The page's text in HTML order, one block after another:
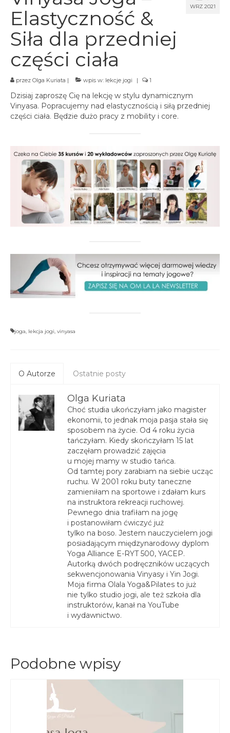
Blog
artykuły i video
Zaloguj
platforma kursowa
WRZ 2021
Elastyczność &
Siła dla przedniej
części ciała
przez Olga Kuriata | wpis w: lekcje jogi | 1
Dzisiaj zaproszę Cię na lekcję w stylu dynamicznym
Vinyasa. Popracujemy nad elastycznością i siłą przedniej
części ciała. Będzie dużo pracy z mobility i core.
joga, lekcja jogi, vinyasa
O Autorze Ostatnie posty
Olga Kuriata
Choć studia ukończyłam jako magister
ekonomii, to jednak moja pasja stała się
sposobem na życie. Od 4 roku życia
tańczyłam. Kiedy skończyłam 15 lat
zaczęłam prowadzić zajęcia
u mojej mamy w studio tańca.
Od tamtej pory zarabiam na siebie ucząc
ruchu. W 2001 roku buty taneczne
zamieniłam na sportowe i zdałam kurs
na instruktora rekreacji ruchowej.
Pewnego dnia trafiłam na jogę
i postanowiłam ćwiczyć już
tylko na boso. Jestem nauczycielem jogi
posiadającym międzynarodowy dyplom
Yoga Alliance E-RYT 500, YACEP.
Autorką dwóch podręczników uczących
sekwencjonowania Vinyasy i Yin Jogi.
Moja firma Olala Yoga&Pilates to już
nie tylko studio jogi, ale też szkoła dla
instruktorów, kanał na YouTube
i wydawnictwo.
Podobne wpisy